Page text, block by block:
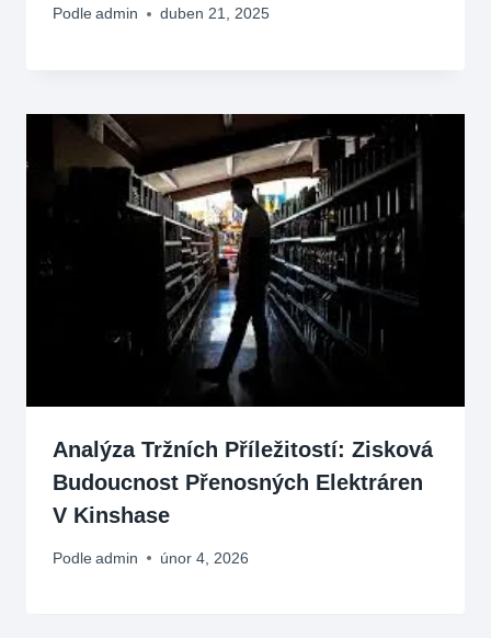
Podle admin duben 21, 2025
Analýza Tržních Příležitostí: Zisková
Budoucnost Přenosných Elektráren
V Kinshase
Podle admin únor 4, 2026